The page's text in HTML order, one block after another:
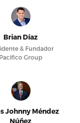
Brian Díaz
& Fundador
Pacifico Group
Johnny Méndez
Núñez